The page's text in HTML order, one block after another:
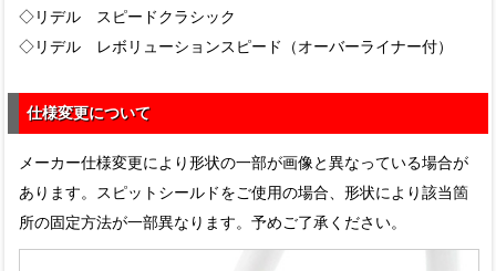
◇リデル スピードクラシック
◇リデル レボリューションスピード（オーバーライナー付）
仕様変更について
メーカー仕様変更により形状の一部が画像と異なっている場合が
あります。スピットシールドをご使用の場合、形状により該当箇
所の固定方法が一部異なります。予めご了承ください。